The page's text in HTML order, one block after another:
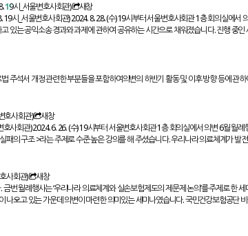
19시_서울변호사회관)
새창
시_서울변호사회관) 2024. 8. 28. (수) 19시부터 서울변호사회관 1층 회의실에서
는 공익소송 경과와 과제에 관하여 공유하는 시간으로 채워졌습니다. 진행 중인
석서 개정 관련한 부분들을 포함하여의변의 하반기 활동 및 이후 방향 등에 관
호사회관)
새창
사회관) 2024. 6. 26. (수) 19시부터 서울변호사회관 1층 회의실에서 의변 6월 월
패의 구조 >라는 주제로 수준 높은 강의를 해 주셨습니다. 우리나라 의료체계가 발
사회관)
새창
월례행사는 ‘우리나라 의료체계와 실손보험제도의 제문제 논의’를 주제로 한
오고 있는 가운데 의변이 마련한 의미있는 세미나였습니다. 국민건강보험공단